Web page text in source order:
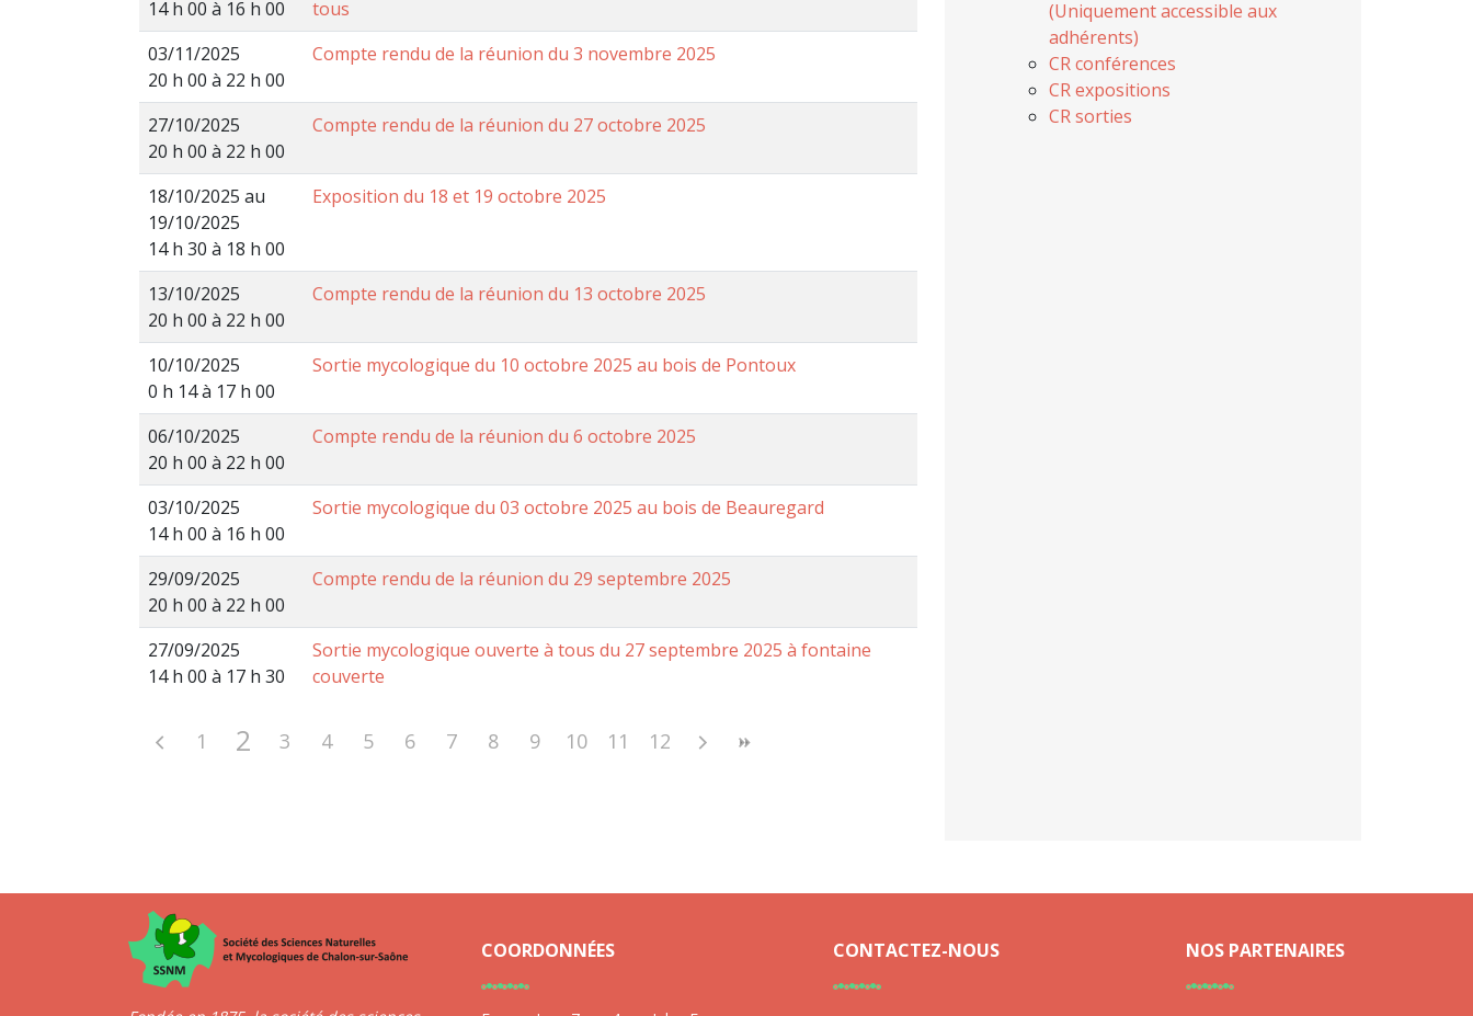
14 h 00 à 16 h 00
tous
03/11/2025
20 h 00 à 22 h 00
Compte rendu de la réunion du 3 novembre 2025
27/10/2025
20 h 00 à 22 h 00
Compte rendu de la réunion du 27 octobre 2025
18/10/2025 au
19/10/2025
14 h 30 à 18 h 00
Exposition du 18 et 19 octobre 2025
13/10/2025
20 h 00 à 22 h 00
Compte rendu de la réunion du 13 octobre 2025
10/10/2025
0 h 14 à 17 h 00
Sortie mycologique du 10 octobre 2025 au bois de Pontoux
06/10/2025
20 h 00 à 22 h 00
Compte rendu de la réunion du 6 octobre 2025
03/10/2025
14 h 00 à 16 h 00
Sortie mycologique du 03 octobre 2025 au bois de Beauregard
29/09/2025
20 h 00 à 22 h 00
Compte rendu de la réunion du 29 septembre 2025
27/09/2025
14 h 00 à 17 h 30
Sortie mycologique ouverte à tous du 27 septembre 2025 à fontaine
couverte
1 2 3 4 5 6 7 8 9 10 11 12
(Uniquement accessible aux
adhérents)
CR conférences
CR expositions
CR sorties
COORDONNÉES CONTACTEZ-NOUS NOS PARTENAIRES